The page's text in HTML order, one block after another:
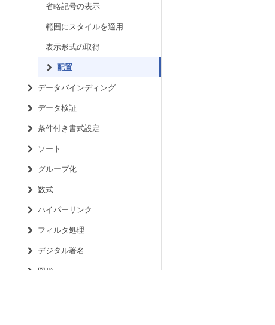
省略記号の表示
範囲にスタイルを適用
表示形式の取得
配置
データバインディング
データ検証
条件付き書式設定
ソート
グループ化
数式
ハイパーリンク
フィルタ処理
デジタル署名
図形